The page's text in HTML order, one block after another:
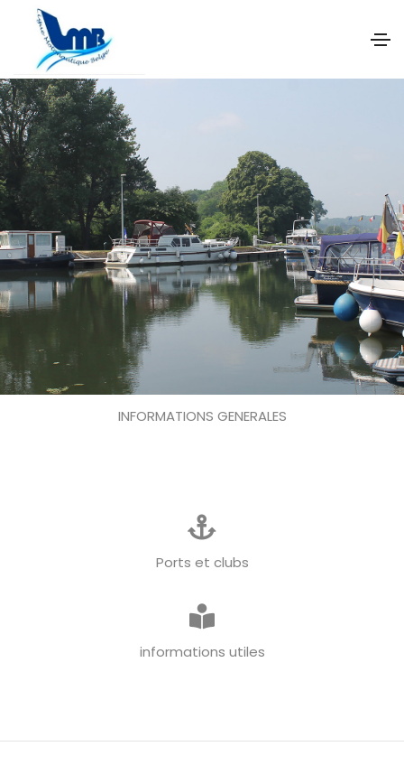
INFORMATIONS GENERALES
Ports et clubs
informations utiles